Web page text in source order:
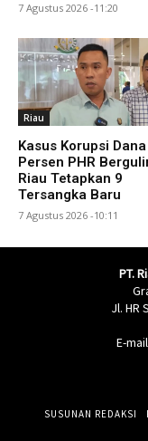
7 Agustus 2026 -11:20
Riau
Kasus Korupsi
Persen PHR
Riau Tetapkan 9
Tersangka Baru
7 Agustus 2026 -10:11
PT.
Jl. HR
E-
SUSUNAN REDAKSI